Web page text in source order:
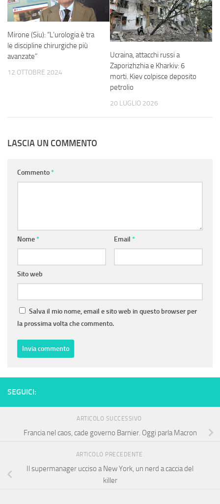
Mirone (Siu): “L’urologia è tra
le discipline chirurgiche più
avanzate”
12 OTTOBRE 2024
Ucraina, attacchi russi a
Zaporizhzhia e Kharkiv: 6
morti. Kiev colpisce deposito
petrolio
20 LUGLIO 2026
LASCIA UN COMMENTO
Commento*
Nome* Email *
Sito web
Salva il mio nome, email e sito web in questo browser per
la prossima volta che commento.
SEGUICI:
ARTICOLO SUCCESSIVO
Francia nel caos, cade governo Barnier. Oggi parla Macron
ARTICOLO PRECEDENTE
Il supermanager ucciso a New York, un nerd a caccia del
killer